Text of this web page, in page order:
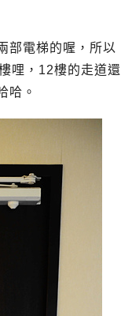
部電梯的喔，所以
哩，12樓的走道還
哈。